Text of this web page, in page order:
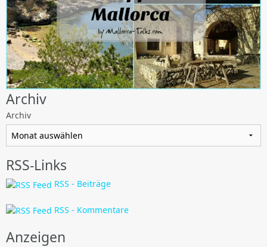
Archiv
Archiv
RSS-Links
RSS - Beiträge
RSS - Kommentare
Anzeigen